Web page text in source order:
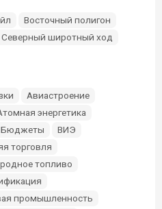
Восточный полигон
Северный широтный ход
Авиастроение
энергетика
Бюджеты
ВИЭ
торговля
топливо
промышленность